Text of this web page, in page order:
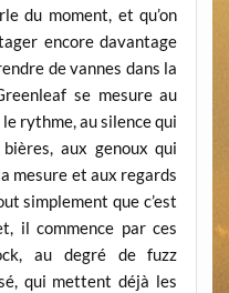
du moment, et qu’on
encore davantage
de vannes dans la
se mesure au
rythme, au silence qui
aux genoux qui
mesure et aux regards
simplement que c’est
il commence par ces
au degré de fuzz
qui mettent déjà les